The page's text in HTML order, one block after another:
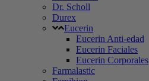
Dr. Scholl
Durex
Eucerin
Eucerin Anti-edad
Eucerin Faciales
Eucerin Corporales
Farmalastic